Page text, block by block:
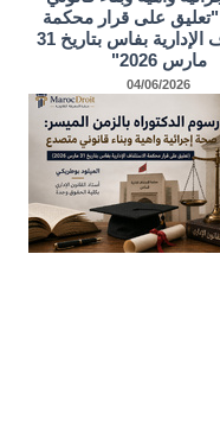
على قرار محكمة
الاستئناف الإدارية بفاس بتاريخ 31
مارس 2026"
04/06/2026